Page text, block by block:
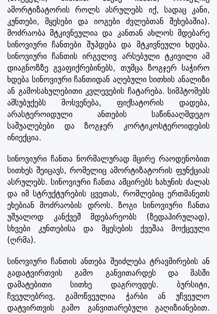
ამორტიზატორის როლს ასრულებს იქ, სადაც კანი,
კუნთები, მყესები და იოგები ძვლებთან შეხებაშია).
მოძრაობა მტკივნეულია და კანთან ახლოს მდებარე
სინოვიური ჩანთები შუპდება და მტკივნეული ხდება.
სინოვიური ჩანთის ირგვლივ არსებული ტკივილი ამ
დიაგნოზზე გვაფიქრებინებს, თუმცა ზოგჯერ საჭირო
ხდება სინოვიური ჩანთიდან აღებული სითხის ანალიზი
ან გამოსახულებითი კვლევების ჩატარება. სიმპტომებს
ამსუბუქებს მოსვენება, ფიქსატორის დადება,
არასტეროიდული ანთების საწინააღმდეგო
საშუალებები და ზოგჯერ კორტიკოსტეროიდების
ინიექცია.
სინოვიური ჩანთა ნორმალურად მცირე რაოდენობით
სითხეს შეიცავს, რომელიც ამორტიზატორის ფუნქციას
ასრულებს. სინოვიური ჩანთა ამცირებს ხახუნის ძალას
და იმ სტრუქტურების ცვეთას, რომლებიც ერთმანეთს
ეხებიან მოძრაობის დროს. ზოგი სინოვიური ჩანთა
უშუალოდ კანქვეშ მდებარეობს (ზედაპირულად),
სხვები კუნთებისა და მყესების ქვეშაა მოქცეული
(ღრმა).
სინოვიური ჩანთის ანთება შეიძლება ტრავმირების ან
გადატვირთვის გამო განვითარდეს და მასში
დამატებითი სითხე დაგროვდეს. ბურსიტი,
ჩვეულებრივ, გამოწვეულია ჭარბი ან უჩვეულო
დატვირთვის გამო განვითარებული გაღიზიანებით.